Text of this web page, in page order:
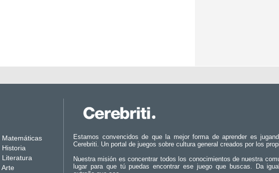
Matemáticas
Historia
Literatura
Arte
Estamos convencidos de que la mejor forma de aprender es
Cerebriti. Un portal de juegos sobre cultura general creados por los
Nuestra misión es concentrar todos los conocimientos de nuestra
lugar para que tú puedas encontrar ese juego que buscas. Da